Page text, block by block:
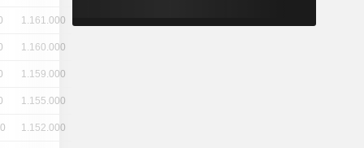
1.161.000
1.160.000
1.159.000
1.155.000
1.152.000